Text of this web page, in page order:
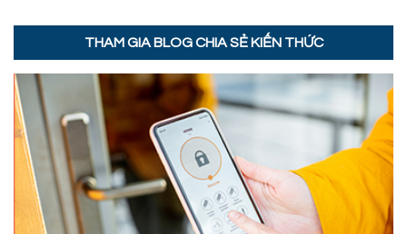
THAM GIA BLOG CHIA SẺ KIẾN THỨC